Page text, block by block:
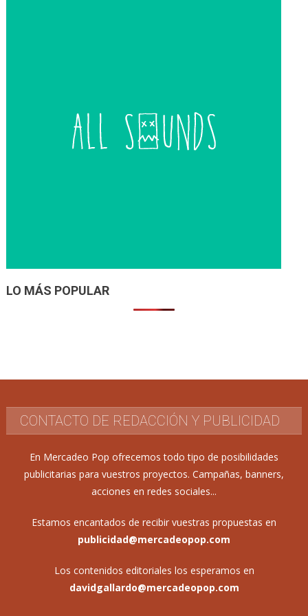
LO MÁS POPULAR
CONTACTO DE REDACCIÓN Y PUBLICIDAD
En Mercadeo Pop ofrecemos todo tipo de posibilidades
publicitarias para vuestros proyectos. Campañas, banners,
acciones en redes sociales...
Estamos encantados de recibir vuestras propuestas en
publicidad@mercadeopop.com
Los contenidos editoriales los esperamos en
davidgallardo@mercadeopop.com